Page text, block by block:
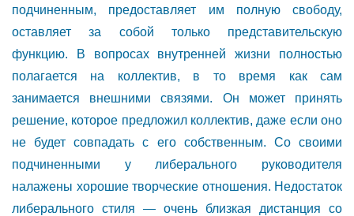
подчиненным, предоставляет им полную свободу,
оставляет за собой только представительскую
функцию. В вопросах внутренней жизни полностью
полагается на коллектив, в то время как сам
занимается внешними связями. Он может принять
решение, которое предложил коллектив, даже если оно
не будет совпадать с его собственным. Со своими
подчиненными у либерального руководителя
налажены хорошие творческие отношения. Недостаток
либерального стиля — очень близкая дистанция со